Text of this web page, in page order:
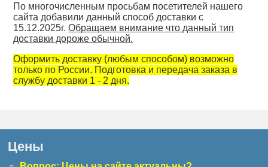
По многочисленным просьбам посетителей нашего
сайта добавили данный способ доставки с
15.12.2025г.Обращаем внимание что данный тип
доставки дороже обычной.
Оформить доставку (любым способом) возможно
только по России. Подготовка и передача заказа в
службу доставки 1 - 2 дня.
Цены